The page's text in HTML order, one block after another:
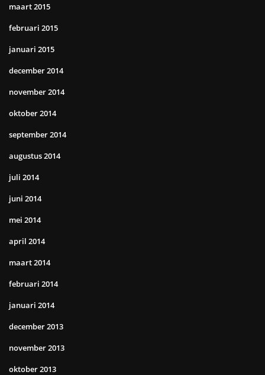
maart 2015
februari 2015
januari 2015
december 2014
november 2014
oktober 2014
september 2014
augustus 2014
juli 2014
juni 2014
mei 2014
april 2014
maart 2014
februari 2014
januari 2014
december 2013
november 2013
oktober 2013